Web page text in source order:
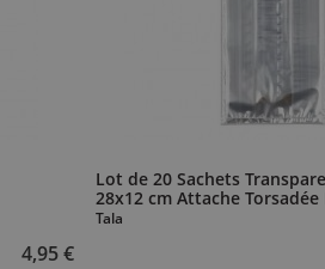
4,95 €
Lot de 20 Sachets
28x12 cm Attache Torsadée
Tala